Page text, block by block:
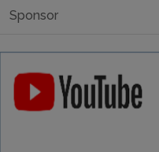
Sponsor